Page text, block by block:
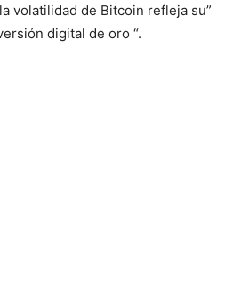
volatilidad de Bitcoin refleja su”
digital de oro “.